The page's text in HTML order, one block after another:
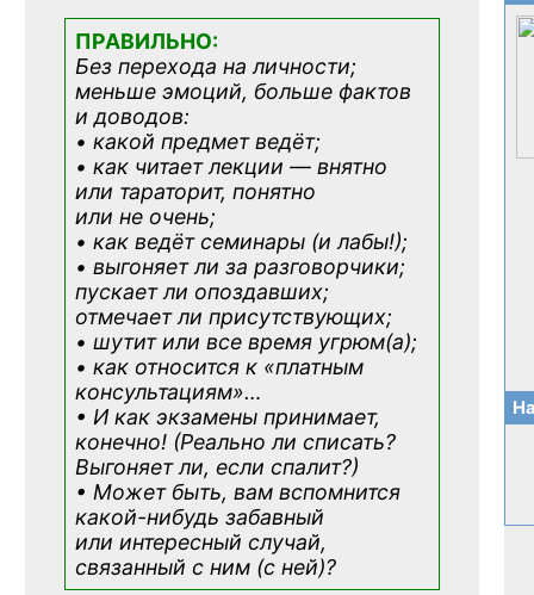
ПРАВИЛЬНО:
Без перехода на личности;
меньше эмоций, больше фактов
и доводов:
• какой предмет ведёт;
• как читает лекции — внятно
или тараторит, понятно
или не очень;
• как ведёт семинары (и лабы!);
• выгоняет ли за разговорчики;
пускает ли опоздавших;
отмечает ли присутствующих;
• шутит или все время угрюм(а);
• как относится к «платным
консультациям»…
• И как экзамены принимает,
конечно! (Реально ли списать?
Выгоняет ли, если спалит?)
• Может быть, вам вспомнится
какой-нибудь забавный
или интересный случай,
связанный с ним (с ней)?